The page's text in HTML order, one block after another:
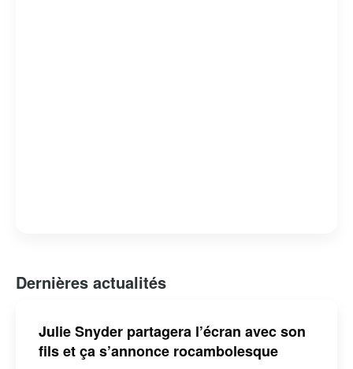
Dernières actualités
Julie Snyder partagera l’écran avec son
fils et ça s’annonce rocambolesque